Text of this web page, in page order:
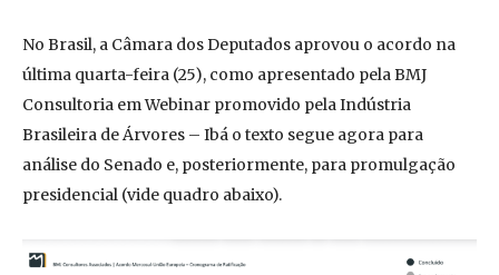
No Brasil, a Câmara dos Deputados aprovou o acordo na
última quarta-feira (25), como apresentado pela BMJ
Consultoria em Webinar promovido pela Indústria
Brasileira de Árvores – Ibá o texto segue agora para
análise do Senado e, posteriormente, para promulgação
presidencial (vide quadro abaixo).